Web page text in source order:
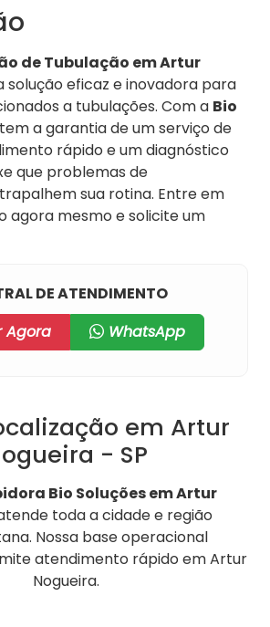
de Tubulação em Artur
solução eficaz e inovadora para
a tubulações. Com a Bio
a garantia de um serviço de
rápido e um diagnóstico
que problemas de
sua rotina. Entre em
agora mesmo e solicite um
DE ATENDIMENTO
Agora
WhatsApp
em Artur
- SP
Bio Soluções em Artur
toda a cidade e região
Nossa base operacional
atendimento rápido em Artur
Nogueira.